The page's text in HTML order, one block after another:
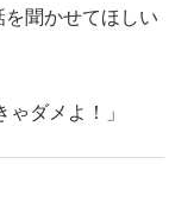
聞かせてほしい
ダメよ！」